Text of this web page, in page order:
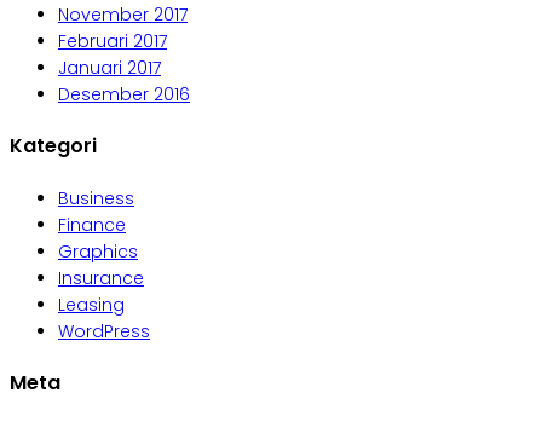
November 2017
Februari 2017
Januari 2017
Desember 2016
Kategori
Business
Finance
Graphics
Insurance
Leasing
WordPress
Meta